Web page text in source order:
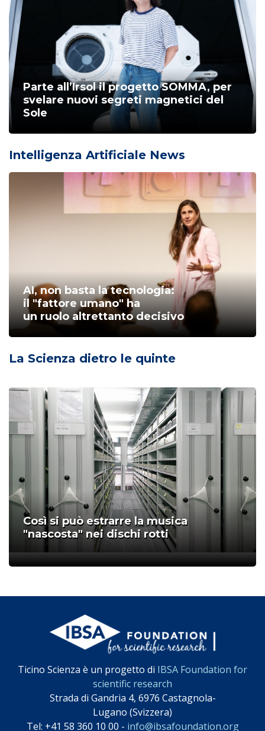
Parte all’Irsol il progetto SOMMA, per
svelare nuovi segreti magnetici del
Sole
Intelligenza Artificiale News
AI, non basta la tecnologia:
il "fattore umano" ha
un ruolo altrettanto decisivo
La Scienza dietro le quinte
Così si può estrarre la musica
"nascosta" nei dischi rotti
Ticino Scienza è un progetto di IBSA Foundation for
scientific research
Strada di Gandria 4, 6976 Castagnola-
Lugano (Svizzera)
Tel: +41 58 360 10 00 - info@ibsafoundation.org